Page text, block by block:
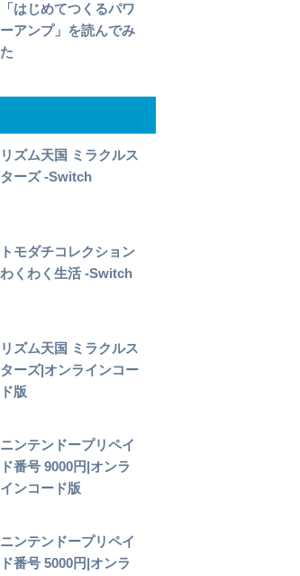
「はじめてつくるパワ
ーアンプ」を読んでみ
た
リズム天国 ミラクルス
ターズ -Switch
トモダチコレクション
わくわく生活 -Switch
リズム天国 ミラクルス
ターズ|オンラインコー
ド版
ニンテンドープリペイ
ド番号 9000円|オンラ
インコード版
ニンテンドープリペイ
ド番号 5000円|オンラ